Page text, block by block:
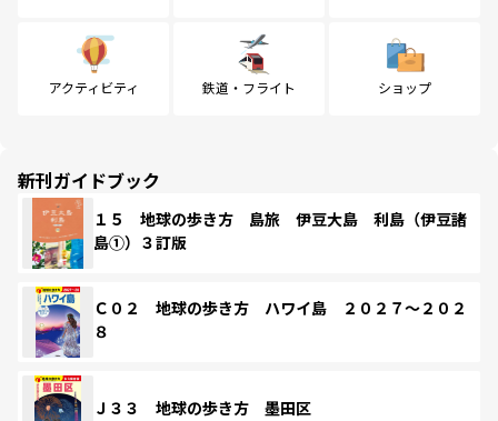
アクティビティ 鉄道・フライト ショップ
新刊ガイドブック
１５ 地球の歩き方 島旅 伊豆大島 利島（伊豆諸
島①）３訂版
Ｃ０２ 地球の歩き方 ハワイ島 ２０２７～２０２
８
Ｊ３３ 地球の歩き方 墨田区